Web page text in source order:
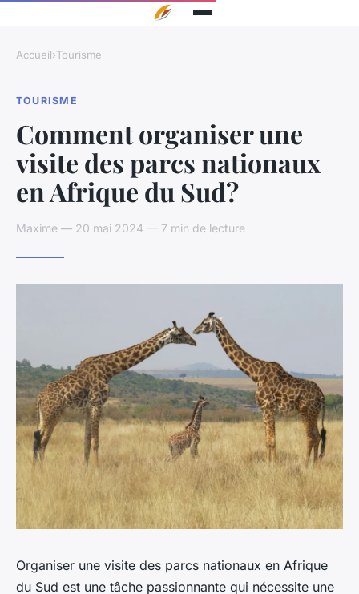
Accueil›Tourisme
TOURISME
Comment organiser une
visite des parcs nationaux
en Afrique du Sud?
Maxime — 20 mai 2024 — 7 min de lecture
Organiser une visite des parcs nationaux en Afrique
du Sud est une tâche passionnante qui nécessite une